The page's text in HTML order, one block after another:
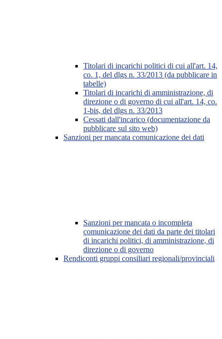
Titolari di incarichi politici di cui all'art. 14,
co. 1, del dlgs n. 33/2013 (da pubblicare in
tabelle)
Titolari di incarichi di amministrazione, di
direzione o di governo di cui all'art. 14, co.
1-bis, del dlgs n. 33/2013
Cessati dall'incarico (documentazione da
pubblicare sul sito web)
Sanzioni per mancata comunicazione dei dati
Sanzioni per mancata o incompleta
comunicazione dei dati da parte dei titolari
di incarichi politici, di amministrazione, di
direzione o di governo
Rendiconti gruppi consiliari regionali/provinciali